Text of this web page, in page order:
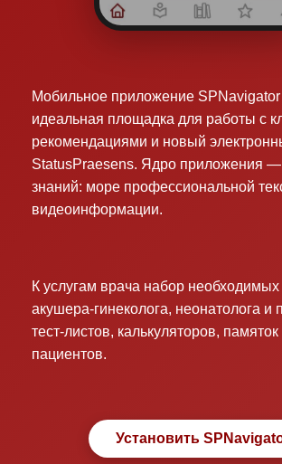
Мобильное приложение
идеальная площадка для работы с
рекомендациями и новый
StatusPraesens. Ядро приложения —
знаний: море профессиональной
видеоинформации.
К услугам врача набор необходимых
акушера-гинеколога, неонатолога и
тест-листов, калькуляторов, памяток
пациентов.
Установить